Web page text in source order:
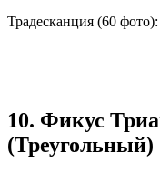
Традесканция (60
10. Фикус
(Треугольный)